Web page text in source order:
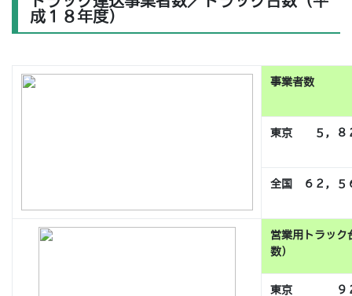
成１８年度）
事業者数
東京 ５，８２
全国 ６２，５
営業用トラック
数）
東京 ９２，